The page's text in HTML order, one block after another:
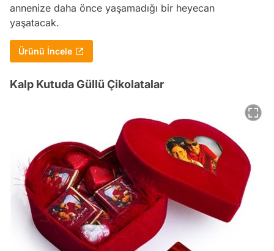
annenize daha önce yaşamadığı bir heyecan
yaşatacak.
Ürünü İncele
Kalp Kutuda Güllü Çikolatalar